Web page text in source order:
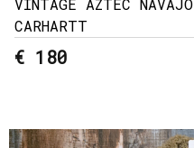
VINTAGE AZTEC
CARHARTT
€ 180